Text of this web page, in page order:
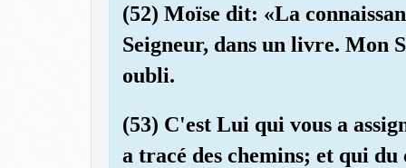
(52) Moïse dit: «La
Seigneur, dans un livre. Mon
oubli.
(53) C'est Lui qui vous a
a tracé des chemins; et qui